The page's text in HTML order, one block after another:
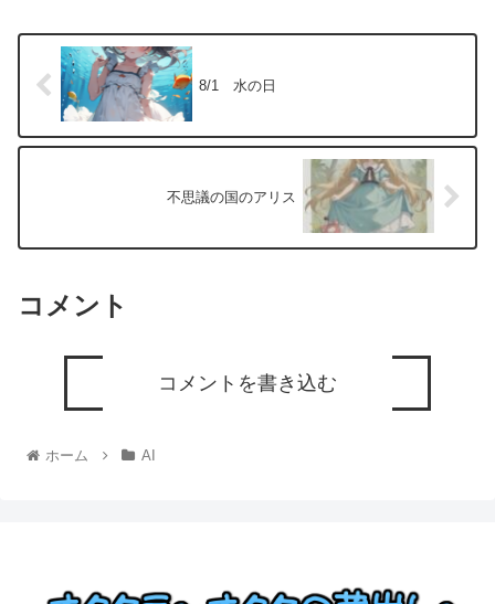
8/1 水の日
不思議の国のアリス
コメント
コメントを書き込む
ホーム AI